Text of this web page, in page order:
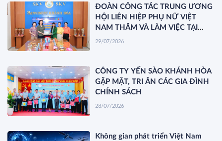
ĐOÀN CÔNG TÁC TRUNG ƯƠNG
HỘI LIÊN HIỆP PHỤ NỮ VIỆT
NAM THĂM VÀ LÀM VIỆC TẠI
YẾN SÀO KHÁNH HÒA
29/07/2026
CÔNG TY YẾN SÀO KHÁNH HÒA
GẶP MẶT, TRI ÂN CÁC GIA ĐÌNH
CHÍNH SÁCH
28/07/2026
Không gian phát triển Việt Nam